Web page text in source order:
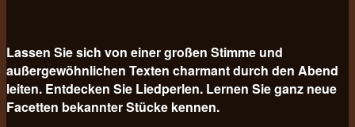
Lassen Sie sich von einer großen Stimme und
außergewöhnlichen Texten charmant durch den Abend
leiten. Entdecken Sie Liedperlen. Lernen Sie ganz neue
Facetten bekannter Stücke kennen.